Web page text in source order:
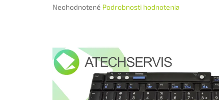
Priemerné
0,0
z
5
hviezdičiek.
Neohodnotené Podrobnosti hodnotenia